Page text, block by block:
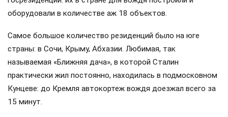
оборудовали в количестве аж 18 объектов.
Самое большое количество резиденций было на юге
страны: в Сочи, Крыму, Абхазии. Любимая, так
называемая «Ближняя дача», в которой Сталин
практически жил постоянно, находилась в подмосковном
Кунцеве: до Кремля автокортеж вождя доезжал всего за
15 минут.